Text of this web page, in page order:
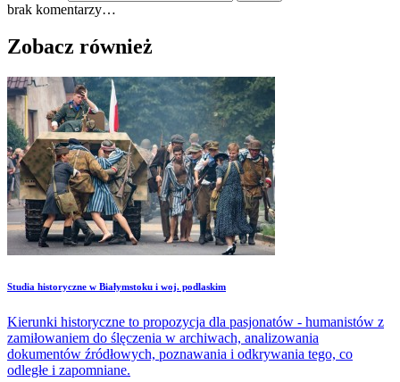
brak komentarzy…
Zobacz również
Studia historyczne w Białymstoku i woj. podlaskim
Kierunki historyczne to propozycja dla pasjonatów - humanistów z
zamiłowaniem do ślęczenia w archiwach, analizowania
dokumentów źródłowych, poznawania i odkrywania tego, co
odległe i zapomniane.